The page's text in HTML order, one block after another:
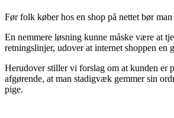
Før folk køber hos en shop på nettet bør
En nemmere løsning kunne måske være at
retningslinjer, udover at internet shoppen
Herudover stiller vi forslag om at kunden er
afgørende, at man stadigvæk gemmer sin
pige.